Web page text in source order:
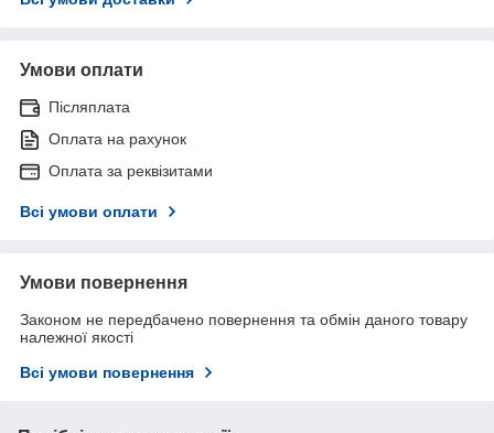
Умови оплати
Післяплата
Оплата на рахунок
Оплата за реквізитами
Всі умови оплати
Умови повернення
Законом не передбачено повернення та обмін даного товару
належної якості
Всі умови повернення